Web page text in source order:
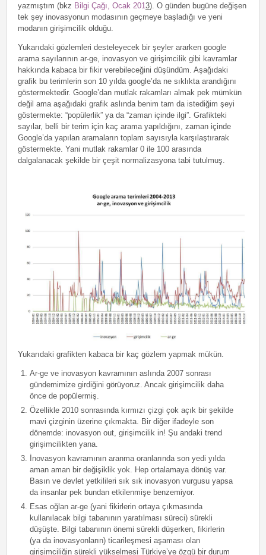
yazmıştım (bkz Bilgi Çağı, Ocak 2013). O günden bugüne değişen
tek şey inovasyonun modasının geçmeye başladığı ve yeni
modanın girişimcilik olduğu.
Yukarıdaki gözlemleri desteleyecek bir şeyler ararken google
arama sayılarının ar-ge, inovasyon ve girişimcilik gibi kavramlar
hakkında kabaca bir fikir verebileceğini düşündüm. Aşağıdaki
grafik bu terimlerin son 10 yılda google’da ne sıklıkta arandığını
göstermektedir. Google’dan mutlak rakamları almak pek mümkün
değil ama aşağıdaki grafik aslında benim tam da istediğim şeyi
göstermekte: “popülerlik” ya da “zaman içinde ilgi”. Grafikteki
sayılar, belli bir terim için kaç arama yapıldığını, zaman içinde
Google’da yapılan aramaların toplam sayısıyla karşılaştırarak
göstermekte. Yani mutlak rakamlar 0 ile 100 arasında
dalgalanacak şekilde bir çeşit normalizasyona tabi tutulmuş.
Yukarıdaki grafikten kabaca bir kaç gözlem yapmak mükün.
Ar-ge ve inovasyon kavramının aslında 2007 sonrası
gündemimize girdiğini görüyoruz. Ancak girişimcilik daha
önce de popülermiş.
Özellikle 2010 sonrasında kırmızı çizgi çok açık bir şekilde
mavi çizginin üzerine çıkmakta. Bir diğer ifadeyle son
dönemde: inovasyon out, girişimcilik in! Şu andaki trend
girişimcilikten yana.
İnovasyon kavramının aranma oranlarında son yedi yılda
aman aman bir değişiklik yok. Hep ortalamaya dönüş var.
Basın ve devlet yetkilileri sık sık inovasyon vurgusu yapsa
da insanlar pek bundan etkilenmişe benzemiyor.
Esas oğlan ar-ge (yani fikirlerin ortaya çıkmasında
kullanılacak bilgi tabanının yaratılması süreci) sürekli
düşüşte. Bilgi tabanının önemi sürekli düşerken, fikirlerin
(ya da inovasyonların) ticarileşmesi aşaması olan
girişimciliğin sürekli yükselmesi Türkiye’ye özgü bir durum